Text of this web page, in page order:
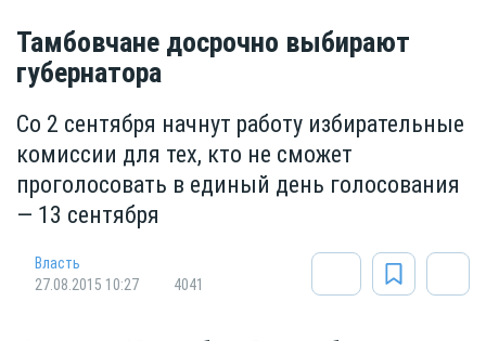
Тамбовчане досрочно выбирают
губернатора
Со 2 сентября начнут работу избирательные
комиссии для тех, кто не сможет
проголосовать в единый день голосования
— 13 сентября
Власть
27.08.2015 10:27
4041